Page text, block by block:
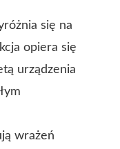
się na
opiera się
urządzenia
wrażeń